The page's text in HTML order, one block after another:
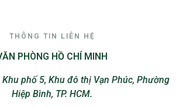
THÔNG TIN LIÊN HỆ
PHÒNG HỒ CHÍ MINH
phố 5, Khu đô thị Vạn Phúc, Phường
Hiệp Bình, TP. HCM.